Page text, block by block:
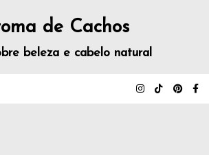
de Cachos
beleza e cabelo natural